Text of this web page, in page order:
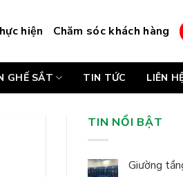
hiện Chăm sóc khách hàng
GHẾ SẮT TIN TỨC LIÊN
TIN NỔI BẬT
Giường